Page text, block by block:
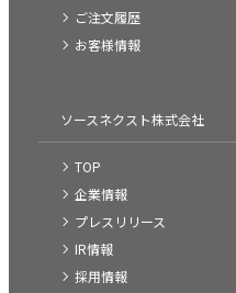
ご注文履歴
お客様情報
ソースネクスト株式会社
TOP
企業情報
プレスリリース
IR情報
採用情報